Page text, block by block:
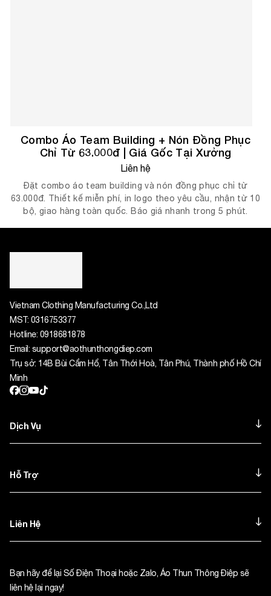
Combo Áo Team Building + Nón Đồng Phục
Chỉ Từ 63.000đ | Giá Gốc Tại Xưởng
Liên hệ
Đặt combo áo team building và nón đồng phục chỉ từ
63.000đ. Thiết kế miễn phí, in logo theo yêu cầu, nhận từ 10
bộ, giao hàng toàn quốc. Báo giá nhanh trong 5 phút.
Vietnam Clothing Manufacturing Co.,Ltd
MST: 0316753377
Hotline: 0918681878
Email: support@aothunthongdiep.com
Trụ sở: 14B Bùi Cẩm Hổ, Tân Thới Hoà, Tân Phú, Thành phố Hồ Chí
Minh
Dịch Vụ
Hỗ Trợ
Liên Hệ
Bạn hãy để lại Số Điện Thoại hoặc Zalo, Áo Thun Thông Điệp sẽ
liên hệ lại ngay!